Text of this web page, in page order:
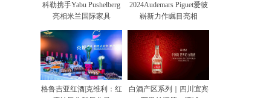
科勒携手Yabu Pushelberg
亮相米兰国际家具
2024Audemars Piguet爱彼
崭新力作瞩目亮相
格鲁吉亚红酒|克维利：红
白酒产区系列｜四川宜宾